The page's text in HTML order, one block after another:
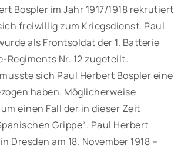
Bospler im Jahr 1917/1918 rekrutiert
freiwillig zum Kriegsdienst. Paul
als Frontsoldat der 1. Batterie
Regiments Nr. 12 zugeteilt.
sich Paul Herbert Bospler eine
haben. Möglicherweise
einen Fall der in dieser Zeit
Grippe“. Paul Herbert
Dresden am 18. November 1918 –